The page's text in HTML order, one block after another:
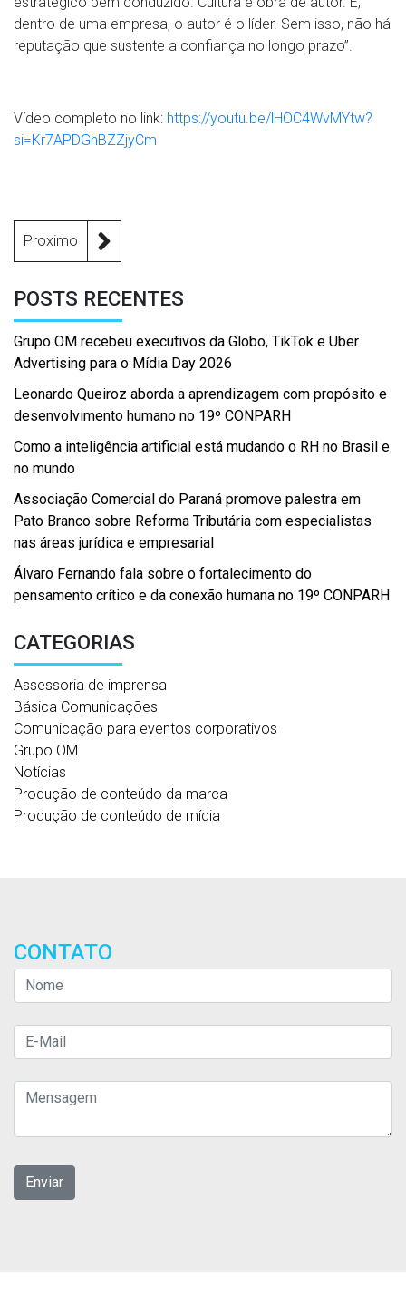
dentro de uma empresa, o autor é o líder. Sem isso, não há
reputação que sustente a confiança no longo prazo”.
Vídeo completo no link: https://youtu.be/lHOC4WvMYtw?
si=Kr7APDGnBZZjyCm
Proximo
POSTS RECENTES
Grupo OM recebeu executivos da Globo, TikTok e Uber
Advertising para o Mídia Day 2026
Leonardo Queiroz aborda a aprendizagem com propósito e
desenvolvimento humano no 19º CONPARH
Como a inteligência artificial está mudando o RH no Brasil e
no mundo
Associação Comercial do Paraná promove palestra em
Pato Branco sobre Reforma Tributária com especialistas
nas áreas jurídica e empresarial
Álvaro Fernando fala sobre o fortalecimento do
pensamento crítico e da conexão humana no 19º CONPARH
CATEGORIAS
Assessoria de imprensa
Básica Comunicações
Comunicação para eventos corporativos
Grupo OM
Notícias
Produção de conteúdo da marca
Produção de conteúdo de mídia
CONTATO